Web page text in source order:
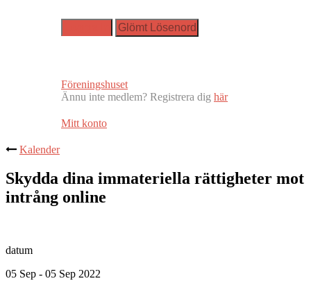
Föreningshuset
Ännu inte medlem? Registrera dig här
Mitt konto
Kalender
Skydda dina immateriella rättigheter mot
intrång online
datum
05 Sep - 05 Sep 2022